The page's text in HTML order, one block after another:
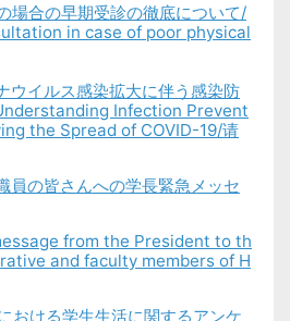
場合の早期受診の徹底について/
in case of poor physical
ウイルス感染拡大に伴う感染防
Infection Prevent
the Spread of COVID-19/请
員の皆さんへの学長緊急メッセ
from the President to th
and faculty members of H
おける学生生活に関するアンケ